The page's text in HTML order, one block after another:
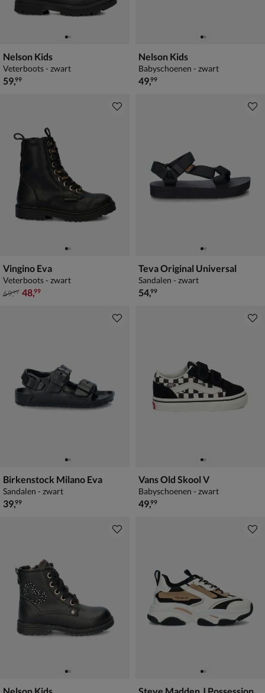
Nelson Kids
Veterboots - zwart
€ 59,99
59,99
Nelson Kids
Babyschoenen - zwart
€ 49,99
49,99
Vingino Eva
Veterboots - zwart
van € 69,99 voor € 48,99
69,99 48,99
Teva Original Universal
Sandalen - zwart
€ 54,99
54,99
Birkenstock Milano Eva
Sandalen - zwart
€ 39,99
39,99
Vans Old Skool V
Babyschoenen - zwart
€ 49,99
49,99